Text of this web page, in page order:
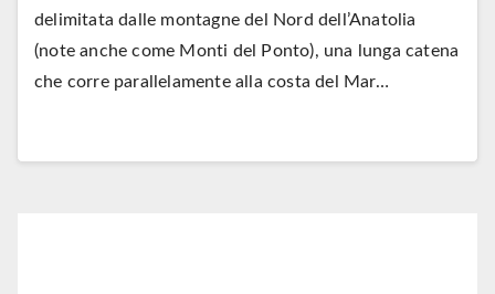
delimitata dalle montagne del Nord dell’Anatolia
(note anche come Monti del Ponto), una lunga catena
che corre parallelamente alla costa del Mar…